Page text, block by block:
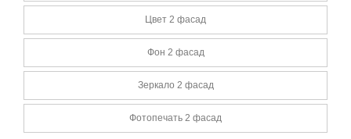
Цвет 2 фасад
Фон 2 фасад
Зеркало 2 фасад
Фотопечать 2 фасад